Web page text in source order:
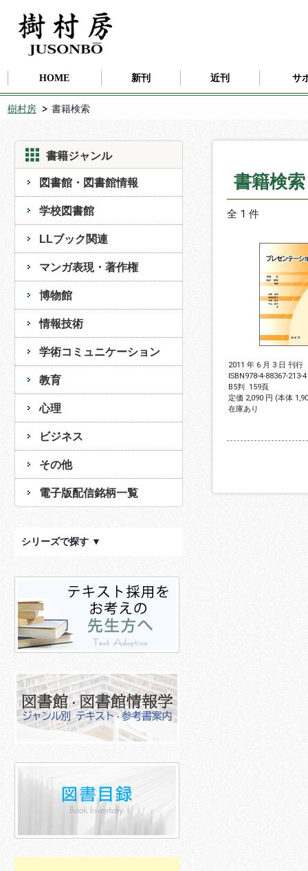
HOME 新刊 近刊 サ
樹村房 書籍検索
書籍ジャンル
図書館・図書館情報
学校図書館
LLブック関連
マンガ表現・著作権
博物館
情報技術
学術コミュニケーション
教育
心理
ビジネス
その他
電子版配信銘柄一覧
シリーズで探す ▼
書籍検
全 1 件
2011 年 6 月 3 日 刊行
ISBN978-4-88367-213-4
B5判 159頁
定価 2,090 円 (本体
在庫あり